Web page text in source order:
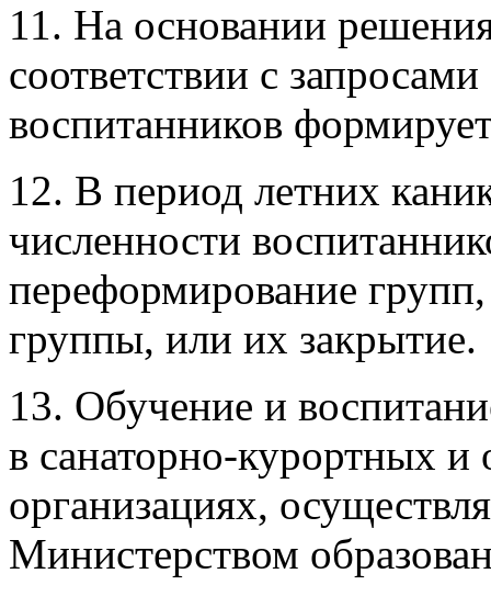
11. На основании
соответствии с
воспитанников
12. В период летних
численности
переформирование
группы, или их закрытие.
13. Обучение и
в санаторно-курортных и
организациях,
Министерством